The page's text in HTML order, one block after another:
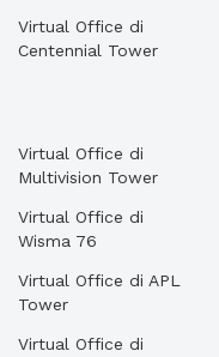
Virtual Office di
Centennial Tower
Virtual Office di
Multivision Tower
Virtual Office di
Wisma 76
Virtual Office di APL
Tower
Virtual Office di